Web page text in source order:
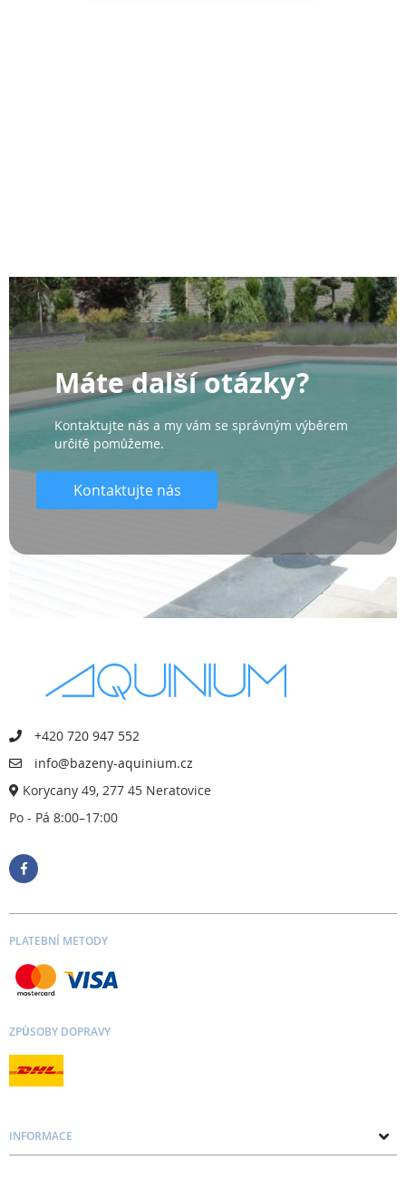
Máte další otázky?
Kontaktujte nás a my vám se správným výběrem
určitě pomůžeme.
Kontaktujte nás
+420 720 947 552
info@bazeny-aquinium.cz
Korycany 49, 277 45 Neratovice
Po - Pá 8:00–17:00
PLATEBNÍ METODY
ZPŮSOBY DOPRAVY
INFORMACE